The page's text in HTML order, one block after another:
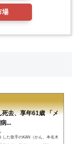
場
去、享年61歳 「メ
...
した歌手のKAN（かん、本名木